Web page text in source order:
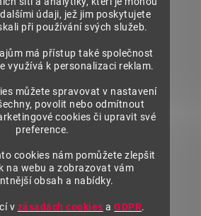
údaji, jež jim poskytujete
při používání svých služeb.
má přístup také společnost
využívá k personalizaci reklam.
můžete spravovat v nastavení
povolit nebo odmítnout
cookies či upravit své
preference.
cookies nám pomůžete zlepšit
na webu a zobrazovat vám
obsah a nabídky.
v zásadách cookies aGDPR.